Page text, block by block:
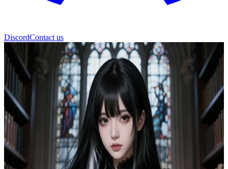
DiscordContact us